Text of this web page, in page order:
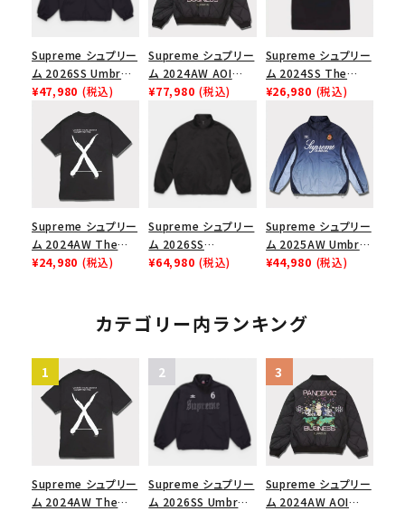
Supreme シュプリー
ム 2026SS Umbro
Rhinestone Track
Jacket アンブロ ラ
インストーン トラック
ジャケット ブラック
¥47,980 (税込)
Supreme シュプリー
ム 2024AW AOI
Quilted Work
ッドワークジャケット
ブラック 黒
¥77,980 (税込)
Supreme シュプリー
ム 2024SS The
North Face S/S
イスショートスリーブ
トップTシャツ ブラッ
ク 黒
¥26,980 (税込)
Supreme シュプリー
ム 2024AW The
North Face S/S
トップTシャツ ブラッ
¥24,980 (税込)
Supreme シュプリー
ム 2026SS
Harrington
¥64,980 (税込)
Supreme シュプリー
ム 2025AW Umbro
Gradient Track
ジャケット ネイビー
¥44,980 (税込)
カテゴリー内ランキング
Supreme シュプリー
ム 2024AW The
Supreme シュプリー
ム 2026SS Umbro
Supreme シュプリー
ム 2024AW AOI